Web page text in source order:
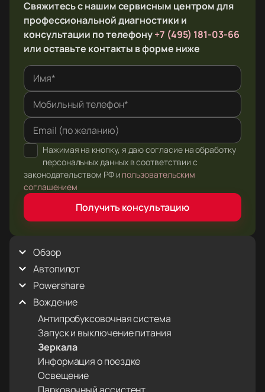
Обзор
Внешний вид
Голосовые команды
Интерьер
пользователя
Камеры
Сенсорный экран
Состояние автомобиля
Электроника в салоне
Автопилот
Full Self-Driving (Supervised)
Автоматическая парковка
Автопилот: Ограничения и предупреждения
Контроль светофоров и знаков СТОП
Об автопилоте
Функции автопилота
Powershare
Powershare Home Backup
Розетки в грузовом отсеке
Вождение
Антипробуксовочная система
Запуск и выключение питания
Зеркала
Информация о поездке
Освещение
Свяжитесь с нашим сервисным центром для
профессиональной диагностики и
консультации по телефону+7 (495) 181-03-66
или оставьте контакты в форме ниже
Имя*
Мобильный телефон*
Email (по желанию)
Нажимая на кнопку, я даю согласие на обработку
персональных данных в соответствии с
законодательством РФ и пользовательским
соглашением
Получить консультацию